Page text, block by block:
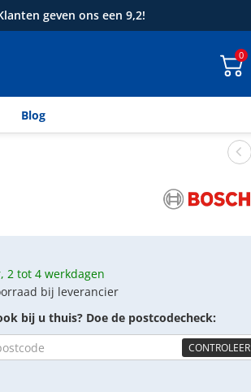
geven ons een 9,2!
0
Blog
2 tot 4 werkdagen
bij leverancier
bij u thuis? Doe de postcodecheck:
CONTROLEER